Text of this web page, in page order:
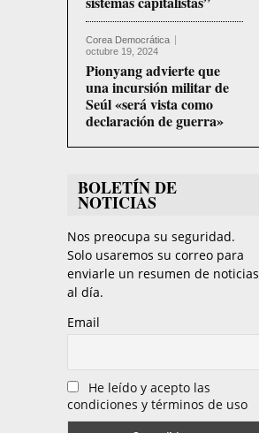
Corea Democrática
octubre 19, 2024
Pionyang advierte que
una incursión militar de
Seúl «será vista como
declaración de guerra»
BOLETÍN DE
NOTICIAS
Nos preocupa su seguridad.
Solo usaremos su correo para
enviarle un resumen de noticias
al día.
Email
He leído y acepto las
condiciones y términos de uso